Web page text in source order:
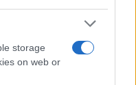
storage
on web or
Είναι